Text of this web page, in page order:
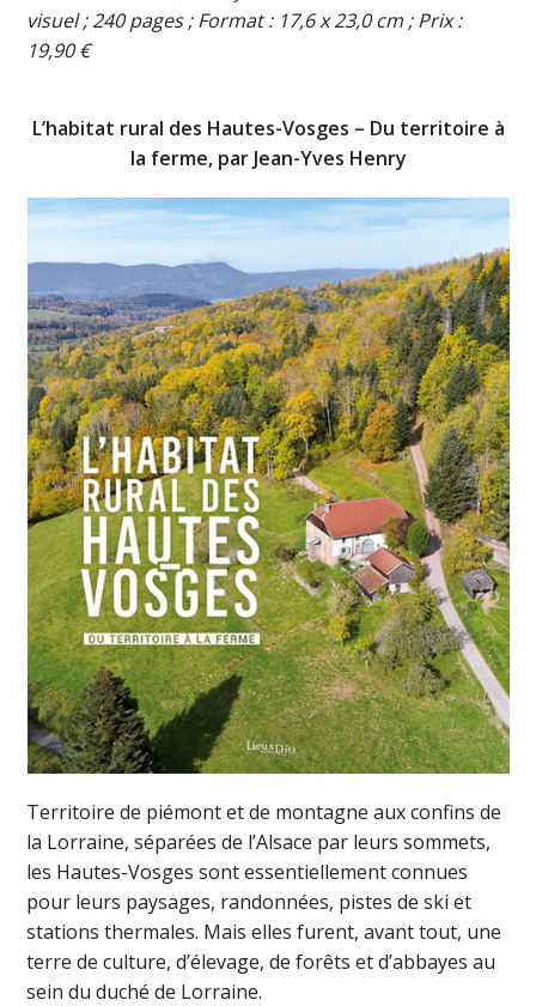
visuel ; 240 pages ; Format : 17,6 x 23,0 cm ; Prix :
19,90 €
L’habitat rural des Hautes-Vosges – Du territoire à
la ferme, par Jean-Yves Henry
Territoire de piémont et de montagne aux confins de
la Lorraine, séparées de l’Alsace par leurs sommets,
les Hautes-Vosges sont essentiellement connues
pour leurs paysages, randonnées, pistes de ski et
stations thermales. Mais elles furent, avant tout, une
terre de culture, d’élevage, de forêts et d’abbayes au
sein du duché de Lorraine.